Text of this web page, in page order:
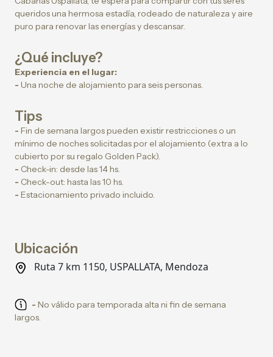
queridos una hermosa estadía, rodeado de naturaleza y aire
puro para renovar las energías y descansar.
¿Qué incluye?
Experiencia en el lugar:
- Una noche de alojamiento para seis personas.
Tips
- Fin de semana largos pueden existir restricciones o un
mínimo de noches solicitadas por el alojamiento (extra a lo
cubierto por su regalo Golden Pack).
- Check-in: desde las 14 hs.
- Check-out: hasta las 10 hs.
- Estacionamiento privado incluido.
Ubicación
Ruta 7 km 1150, USPALLATA, Mendoza
- No válido para temporada alta ni fin de semana
largos.